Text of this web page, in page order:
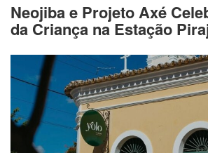
Neojiba e Projeto Axé
da Criança na Estação